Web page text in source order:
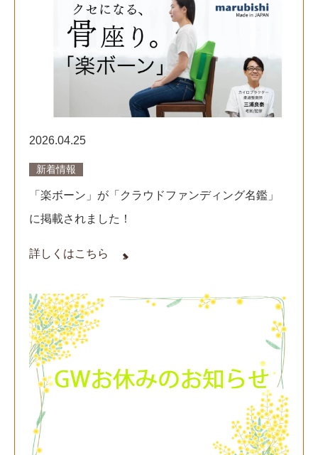
2026.04.25
新着情報
「楽ボーン」が「クラウドファンディング名鑑」
に掲載されました！
詳しくはこちら